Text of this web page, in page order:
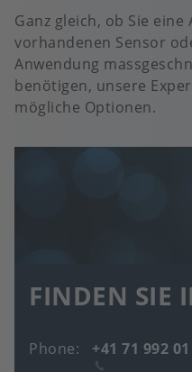
Ganz gleich, ob Sie
vorhandenen Sensor
Anwendung
benötigen, unsere
mögliche Optionen.
FINDEN SIE
Phone
+41 71 992